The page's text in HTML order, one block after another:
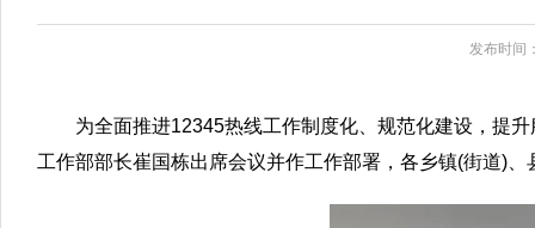
发布时间
为全面推进12345热线工作制度化、规范化建设，提
工作部部长崔国栋出席会议并作工作部署，各乡镇(街道)